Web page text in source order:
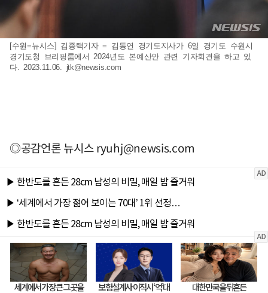
[수원=뉴시스] 김종택기자 = 김동연 경기도지사가 6일 경기도 수원시
경기도청 브리핑룸에서 2024년도 본예산안 관련 기자회견을 하고 있
다. 2023.11.06. jtk@newsis.com
◎공감언론 뉴시스ryuhj@newsis.com